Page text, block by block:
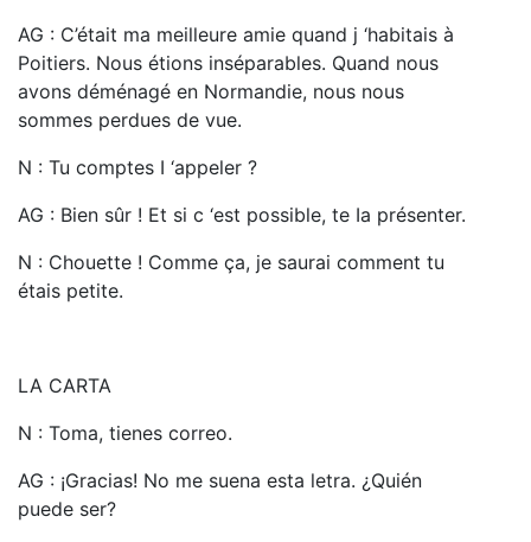
AG : C’était ma meilleure amie quand j ‘habitais à
Poitiers. Nous étions inséparables. Quand nous
avons déménagé en Normandie, nous nous
sommes perdues de vue.
N : Tu comptes I ‘appeler ?
AG : Bien sûr ! Et si c ‘est possible, te Ia présenter.
N : Chouette ! Comme ça, je saurai comment tu
étais petite.
LA CARTA
N : Toma, tienes correo.
AG : ¡Gracias! No me suena esta letra. ¿Quién
puede ser?